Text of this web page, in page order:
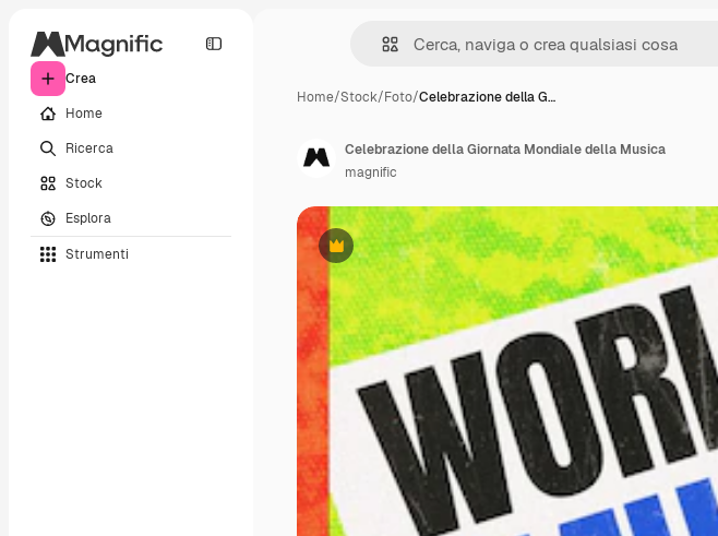
Crea
Home
Ricerca
Stock
Esplora
Strumenti
Home/Stock/Foto/Celebrazione della G…
Premium
Celebrazione della Giornata Mondiale della Musica
magnific